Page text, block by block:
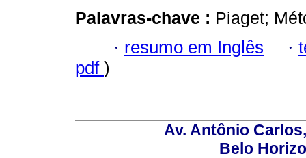
Palavras-chave : Piaget;
· resumo em Inglês ·
pdf )
Av. Antônio
Belo